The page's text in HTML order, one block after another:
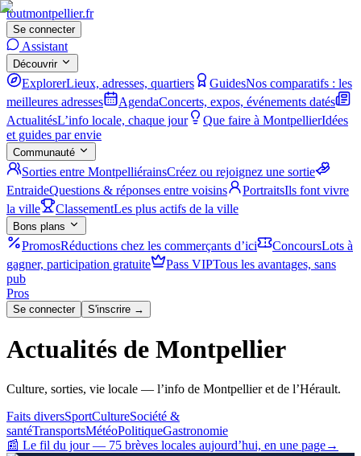
toutmontpellier.fr
Se connecter
Assistant
Découvrir
ExplorerLieux, adresses, quartiers GuidesNos comparatifs : les
meilleures adresses
AgendaConcerts, expos, événements datés
ActualitésL’info locale, chaque jour Que faire à MontpellierIdées
et guides par envie
Communauté
Sorties entre MontpelliérainsCréez ou rejoignez une sortie
EntraideQuestions & réponses entre voisins PortraitsIls font vivre
la ville
ClassementLes plus actifs de la ville
Bons plans
PromosRéductions chez les commerçants d’ici ConcoursLots à
gagner, participation gratuite
Pass VIPTous les avantages, sans
pub
Pros
Se connecter S'inscrire →
Actualités de Montpellier
Culture, sorties, vie locale — l’info de Montpellier et de l’Hérault.
Faits diversSportCultureSociété &
santéTransportsMétéoPolitiqueGastronomie
📰 Le fil du jour— 75 brèves locales aujourd’hui, en une page→